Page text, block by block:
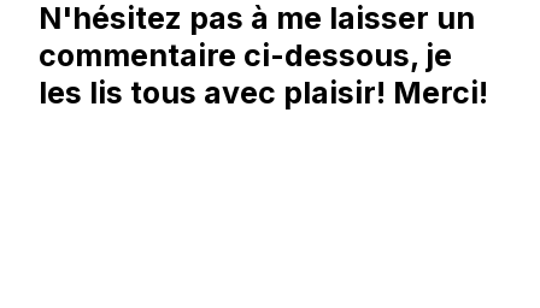
N'hésitez pas à me laisser un
commentaire ci-dessous, je
les lis tous avec plaisir! Merci!